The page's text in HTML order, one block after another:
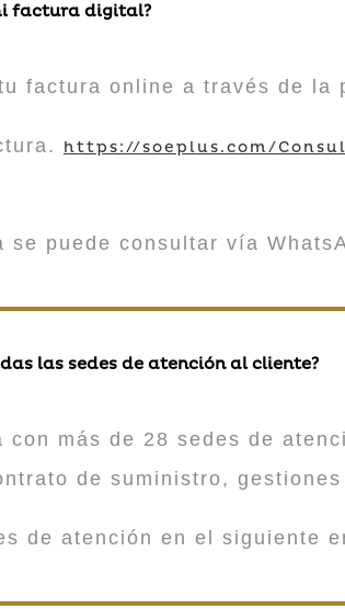
factura digital?
factura online a través de
https://soeplus.com/
se puede consultar vía
las sedes de atención al cliente?
con más de 28 sedes de
de suministro,
de atención en el siguiente